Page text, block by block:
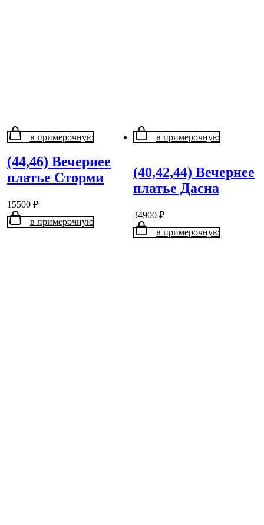
в примерочную
(44,46) Вечернее
платье Сторми
15500 ₽
в примерочную
в примерочную
(40,42,44) Вечернее
платье Дасна
34900 ₽
в примерочную